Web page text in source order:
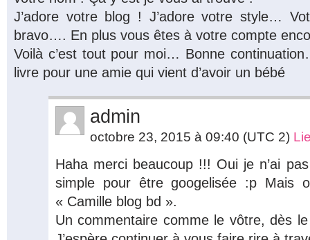
J’adore votre blog ! J’adore votre style…
bravo…. En plus vous êtes à votre compte
Voilà c’est tout pour moi… Bonne
livre pour une amie qui vient d’avoir un bébé
admin
octobre 23, 2015 à 09:40 (UTC 2)
Haha merci beaucoup !!! Oui je n’ai
simple pour être googelisée :p Mais
« Camille blog bd ».
Un commentaire comme le vôtre, dès